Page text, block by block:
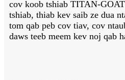
cov koob tshiab TITAN-
tshiab, thiab kev saib ze dua
tom qab peb cov tiav, cov
daws teeb meem kev noj qab